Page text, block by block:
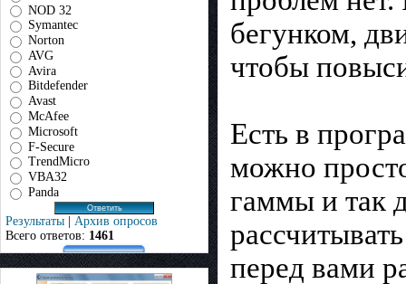
NOD 32
Symantec
Norton
AVG
Avira
Bitdefender
Avast
McAfee
Microsoft
F-Secure
TrendMicro
VBA32
Panda
Результаты | Архив опросов
Всего ответов: 1461
бегунком,
чтобы
Есть в
можно
гаммы и так
перед вами